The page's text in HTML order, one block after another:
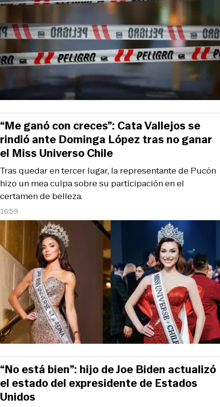
16:59
Tras quedar en tercer lugar, la representante de Pucón
hizo un mea culpa sobre su participación en el
certamen de belleza.
“Me ganó con creces”: Cata Vallejos se
rindió ante Dominga López tras no ganar
el Miss Universo Chile
“No está bien”: hijo de Joe Biden actualizó
el estado del expresidente de Estados
Unidos